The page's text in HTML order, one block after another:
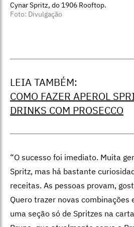
Cynar Spritz, do 1906 Rooftop.
Foto: Divulgação
LEIA TAMBÉM:
COMO FAZER APEROL
DRINKS COM PROSECCO
“O sucesso foi imediato. Muita
Spritz, mas há bastante
receitas. As pessoas provam,
Quero trazer novas combinações
uma seção só de Spritzes na